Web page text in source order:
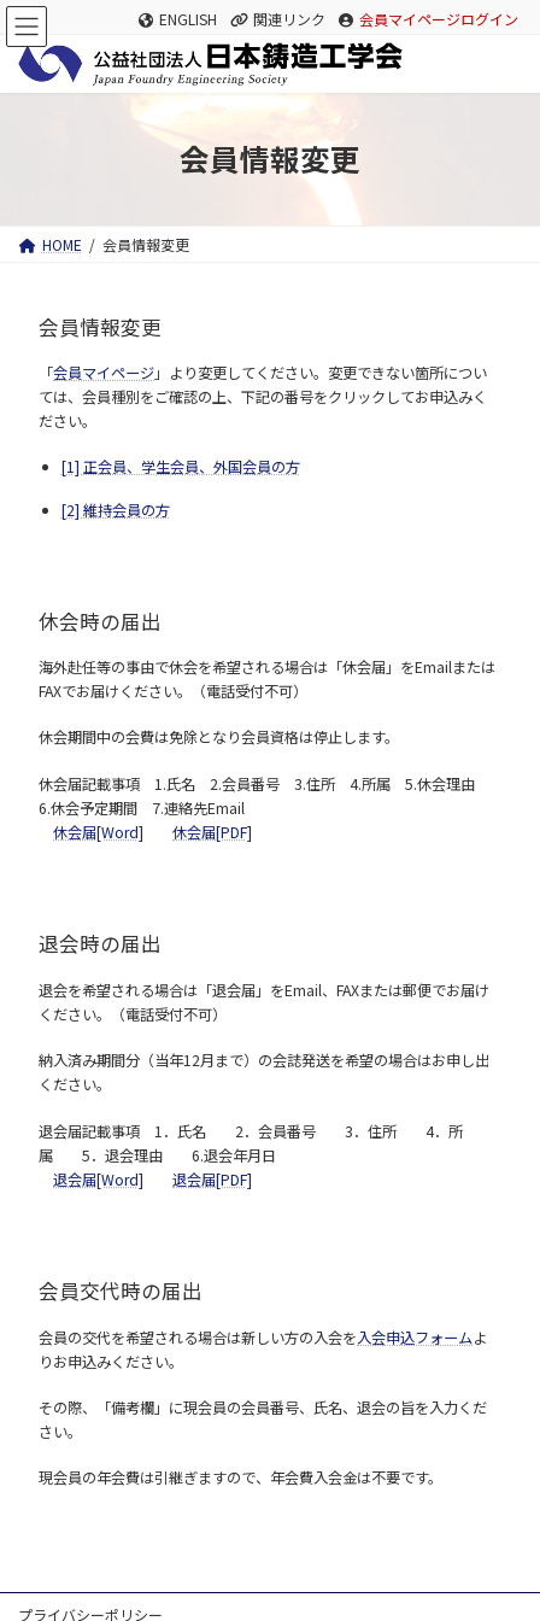
コ
テ
ツ
ナ
ゲ
シ
ENGLISH 関連リンク 会員マイページログイン
会員情報変更
HOME 会員情報変更
会員情報変更
「会員マイページ」より変更してください。変更できない箇所につい
ては、会員種別をご確認の上、下記の番号をクリックしてお申込みく
ださい。
[1] 正会員、学生会員、外国会員の方
[2] 維持会員の方
休会時の届出
海外赴任等の事由で休会を希望される場合は「休会届」をEmailまたは
FAXでお届けください。（電話受付不可）
休会期間中の会費は免除となり会員資格は停止します。
休会届記載事項 1.氏名 2.会員番号 3.住所 4.所属 5.休会理由
6.休会予定期間 7.連絡先Email
休会届[Word]
休会届[PDF]
退会時の届出
退会を希望される場合は「退会届」をEmail、FAXまたは郵便でお届け
ください。（電話受付不可）
納入済み期間分（当年12月まで）の会誌発送を希望の場合はお申し出
ください。
退会届記載事項 1．氏名 2．会員番号 3．住所 4．所
属 5．退会理由 6.退会年月日
退会届[Word]
退会届[PDF]
会員交代時の届出
会員の交代を希望される場合は新しい方の入会を入会申込フォームよ
りお申込みください。
その際、「備考欄」に現会員の会員番号、氏名、退会の旨を入力くだ
さい。
現会員の年会費は引継ぎますので、年会費入会金は不要です。
プライバシーポリシー